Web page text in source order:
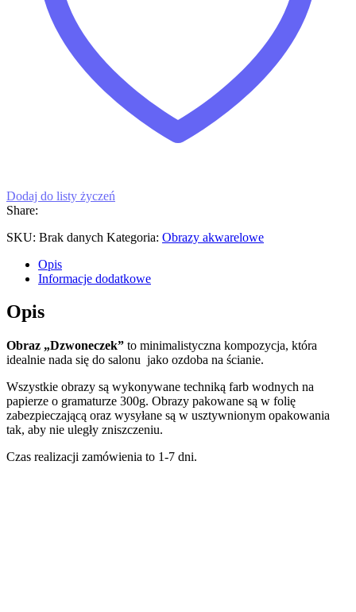
Dodaj do listy życzeń
Share:
SKU: Brak danych Kategoria: Obrazy akwarelowe
Opis
Informacje dodatkowe
Opis
Obraz „Dzwoneczek” to minimalistyczna kompozycja, która
idealnie nada się do salonu jako ozdoba na ścianie.
Wszystkie obrazy są wykonywane techniką farb wodnych na
papierze o gramaturze 300g. Obrazy pakowane są w folię
zabezpieczającą oraz wysyłane są w usztywnionym opakowania
tak, aby nie uległy zniszczeniu.
Czas realizacji zamówienia to 1-7 dni.